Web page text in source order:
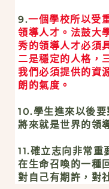
9.一個學校所以受
領導人才。法鼓大
秀的領導人才必須
二是穩定的人格，
我們必須提供的資
朗的氣度。
10.學生進來以後
將來就是世界的領
11.確立志向非常重
在生命召喚的一種
對自己有期許，對